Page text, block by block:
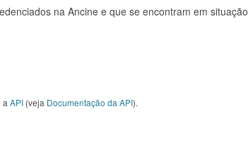
na Ancine e que se encontram em situação
a API (veja Documentação da API).